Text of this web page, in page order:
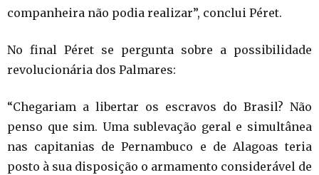
companheira não podia realizar”, conclui Péret.
No final Péret se pergunta sobre a possibilidade
revolucionária dos Palmares:
“Chegariam a libertar os escravos do Brasil? Não
penso que sim. Uma sublevação geral e simultânea
nas capitanias de Pernambuco e de Alagoas teria
posto à sua disposição o armamento considerável de